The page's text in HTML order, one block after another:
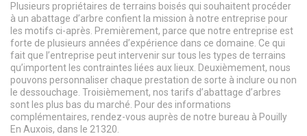
Plusieurs propriétaires de terrains boisés qui souhaitent procéder
à un abattage d’arbre confient la mission à notre entreprise pour
les motifs ci-après. Premièrement, parce que notre entreprise est
forte de plusieurs années d’expérience dans ce domaine. Ce qui
fait que l’entreprise peut intervenir sur tous les types de terrains
qu’importent les contraintes liées aux lieux. Deuxièmement, nous
pouvons personnaliser chaque prestation de sorte à inclure ou non
le dessouchage. Troisièmement, nos tarifs d’abattage d’arbres
sont les plus bas du marché. Pour des informations
complémentaires, rendez-vous auprès de notre bureau à Pouilly
En Auxois, dans le 21320.